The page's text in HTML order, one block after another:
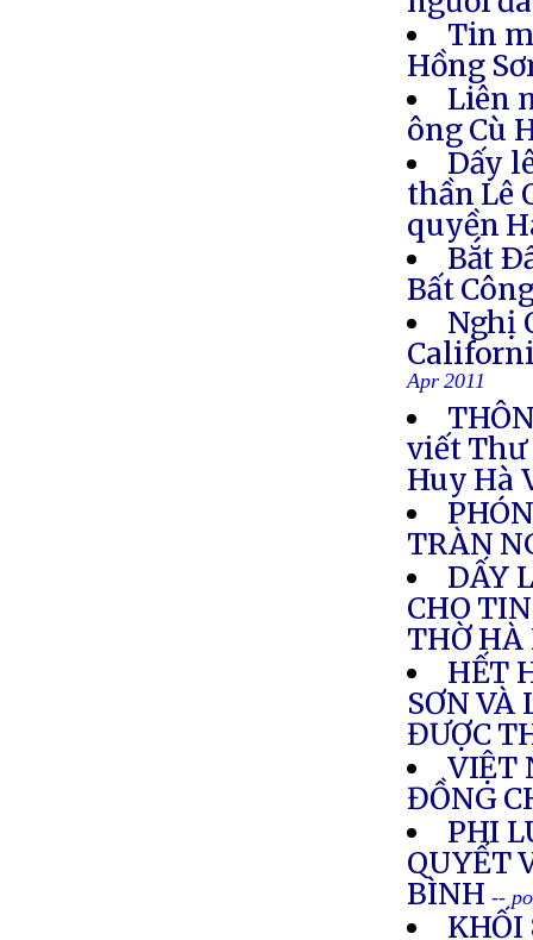
Tin
Hồng
Liên
ông Cù
Dấy
thần Lê
quyền
Bắt
Bất
Nghị
Apr 2011
viết Thư
Huy Hà
TRÀN
DẤY
CHO
THỜ HÀ
HẾT
SƠN VÀ
ĐƯỢC
VIỆT
ĐỒNG
PHI
QUYẾT
BÌNH --